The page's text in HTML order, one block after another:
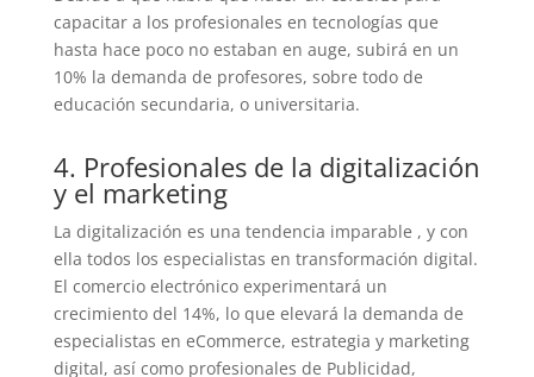
capacitar a los profesionales en tecnologías que
hasta hace poco no estaban en auge, subirá en un
10% la demanda de profesores, sobre todo de
educación secundaria, o universitaria.
4. Profesionales de la digitalización
y el marketing
La digitalización es una tendencia imparable , y con
ella todos los especialistas en transformación digital.
El comercio electrónico experimentará un
crecimiento del 14%, lo que elevará la demanda de
especialistas en eCommerce, estrategia y marketing
digital, así como profesionales de Publicidad,